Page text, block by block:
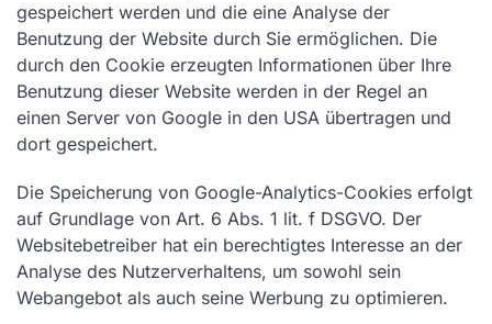
gespeichert werden und die eine Analyse der
Benutzung der Website durch Sie ermöglichen. Die
durch den Cookie erzeugten Informationen über Ihre
Benutzung dieser Website werden in der Regel an
einen Server von Google in den USA übertragen und
dort gespeichert.
Die Speicherung von Google-Analytics-Cookies erfolgt
auf Grundlage von Art. 6 Abs. 1 lit. f DSGVO. Der
Websitebetreiber hat ein berechtigtes Interesse an der
Analyse des Nutzerverhaltens, um sowohl sein
Webangebot als auch seine Werbung zu optimieren.